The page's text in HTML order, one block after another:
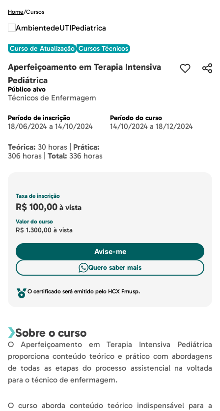
Home/Cursos
Curso de Atualização Cursos Técnicos
Aperfeiçoamento em Terapia Intensiva
Pediátrica
Público alvo
Técnicos de Enfermagem
Período de inscrição
18/06/2024 a 14/10/2024
Período do curso
14/10/2024 a 18/12/2024
Teórica: 30 horas | Prática:
306 horas | Total: 336 horas
Taxa de inscrição
R$ 100,00 à vista
Valor do curso
R$ 1.300,00 à vista
Avise-me
Quero saber mais
O certificado será emitido pelo HCX Fmusp.
Sobre o curso
O Aperfeiçoamento em Terapia Intensiva Pediátrica
proporciona conteúdo teórico e prático com abordagens
de todas as etapas do processo assistencial na voltada
para o técnico de enfermagem.
O curso aborda conteúdo teórico indispensável para a